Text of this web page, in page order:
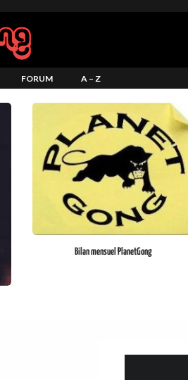
FORUM A – Z
Bilan mensuel PlanetGong